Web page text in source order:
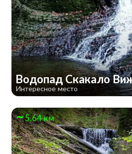
Водопад Скакало
Интересное место
5.64 км